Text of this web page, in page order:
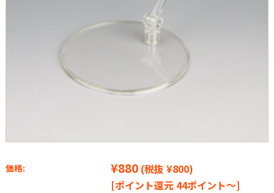
価格: ¥880 (税抜 ¥800)
[ポイント還元 44ポイント～]